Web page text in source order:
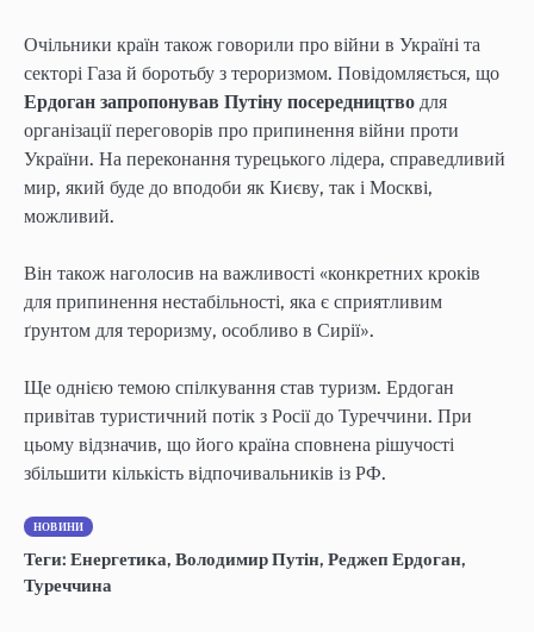
Очільники країн також говорили про війни в Україні та
секторі Газа й боротьбу з тероризмом. Повідомляється, що
Ердоган запропонував Путіну посередництво для
організації переговорів про припинення війни проти
України. На переконання турецького лідера, справедливий
мир, який буде до вподоби як Києву, так і Москві,
можливий.
Він також наголосив на важливості «конкретних кроків
для припинення нестабільності, яка є сприятливим
ґрунтом для тероризму, особливо в Сирії».
Ще однією темою спілкування став туризм. Ердоган
привітав туристичний потік з Росії до Туреччини. При
цьому відзначив, що його країна сповнена рішучості
збільшити кількість відпочивальників із РФ.
НОВИНИ
Теги: Енергетика, Володимир Путін, Реджеп Ердоган,
Туреччина